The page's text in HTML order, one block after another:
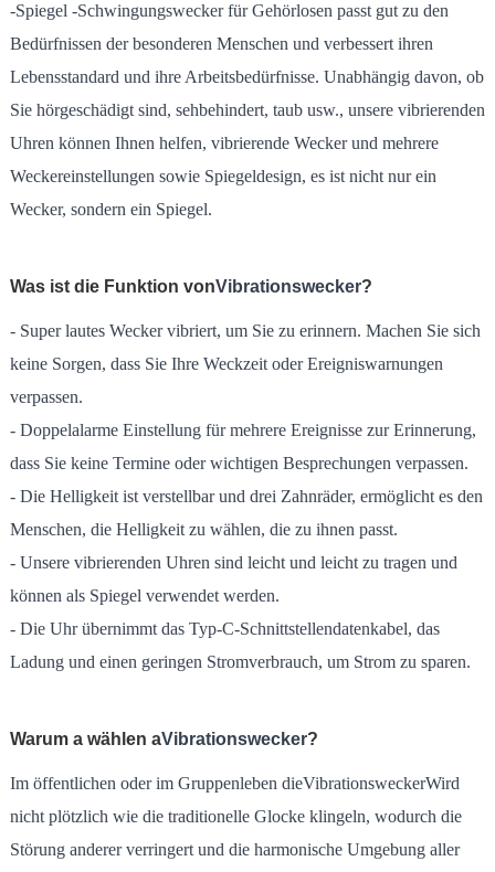
-Spiegel -Schwingungswecker für Gehörlosen passt gut zu den
Bedürfnissen der besonderen Menschen und verbessert ihren
Lebensstandard und ihre Arbeitsbedürfnisse. Unabhängig davon, ob
Sie hörgeschädigt sind, sehbehindert, taub usw., unsere vibrierenden
Uhren können Ihnen helfen, vibrierende Wecker und mehrere
Weckereinstellungen sowie Spiegeldesign, es ist nicht nur ein
Wecker, sondern ein Spiegel.
Was ist die Funktion vonVibrationswecker?
- Super lautes Wecker vibriert, um Sie zu erinnern. Machen Sie sich
keine Sorgen, dass Sie Ihre Weckzeit oder Ereigniswarnungen
verpassen.
- Doppelalarme Einstellung für mehrere Ereignisse zur Erinnerung,
dass Sie keine Termine oder wichtigen Besprechungen verpassen.
- Die Helligkeit ist verstellbar und drei Zahnräder, ermöglicht es den
Menschen, die Helligkeit zu wählen, die zu ihnen passt.
- Unsere vibrierenden Uhren sind leicht und leicht zu tragen und
können als Spiegel verwendet werden.
- Die Uhr übernimmt das Typ-C-Schnittstellendatenkabel, das
Ladung und einen geringen Stromverbrauch, um Strom zu sparen.
Warum a wählen aVibrationswecker?
Im öffentlichen oder im Gruppenleben dieVibrationsweckerWird
nicht plötzlich wie die traditionelle Glocke klingeln, wodurch die
Störung anderer verringert und die harmonische Umgebung aller